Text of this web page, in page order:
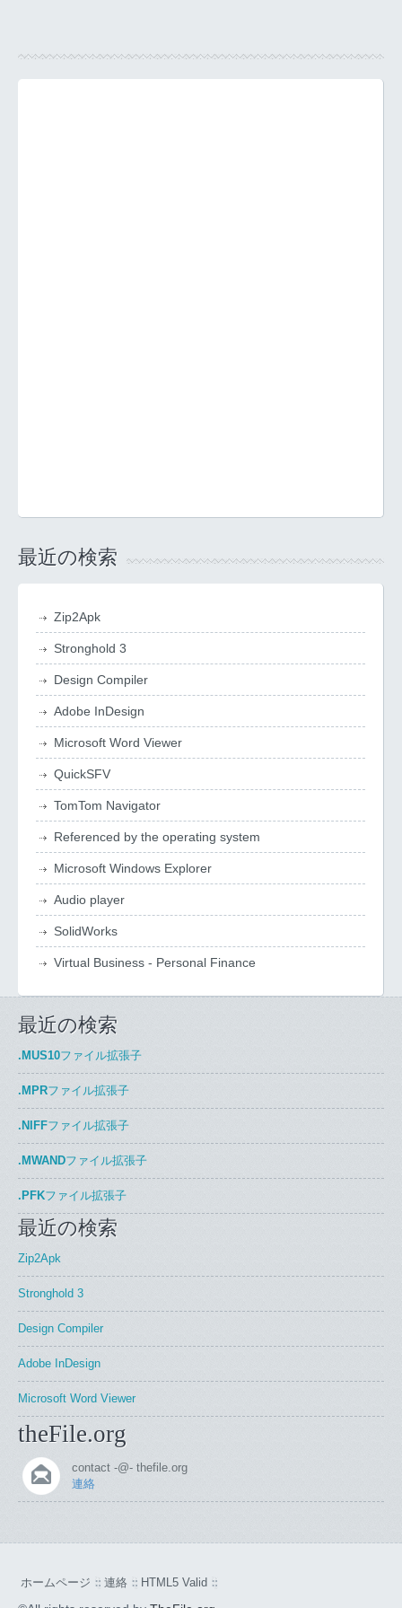
最近の検索
Zip2Apk
Stronghold 3
Design Compiler
Adobe InDesign
Microsoft Word Viewer
QuickSFV
TomTom Navigator
Referenced by the operating system
Microsoft Windows Explorer
Audio player
SolidWorks
Virtual Business - Personal Finance
最近の検索
.MUS10ファイル拡張子
.MPRファイル拡張子
.NIFFファイル拡張子
.MWANDファイル拡張子
.PFKファイル拡張子
最近の検索
Zip2Apk
Stronghold 3
Design Compiler
Adobe InDesign
Microsoft Word Viewer
theFile.org
contact -@- thefile.org
連絡
ホームページ 連絡 HTML5 Valid